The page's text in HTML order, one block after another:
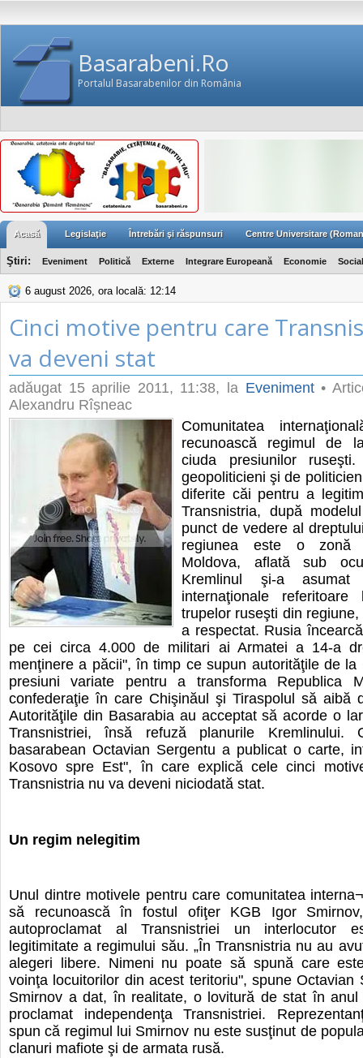
Basarabeni.Ro
Portalul Basarabenilor din România
Acasă Legislaţie Întrebări şi răspunsuri Centre Universitare
Ştiri: Eveniment Politică Externe Integrare Europeană Economie Social
6 august 2026, ora locală: 12:14
Cinci motive pentru care
va deveni stat
adăugat 15 aprilie 2011, 11:38, la Eveniment•
Alexandru Rîșneac
Comunitatea
recunoască regimul de
ciuda presiunilor
geopoliticieni şi de
diferite căi pentru a
Transnistria, după
punct de vedere al
regiunea este o zonă
Moldova, aflată sub
Kremlinul şi-a asumat
internaţionale referitoare
trupelor ruseşti din
a respectat. Rusia
pe cei circa 4.000 de militari ai Armatei a 14-a
menţinere a păcii", în timp ce supun autorităţile de la
presiuni variate pentru a transforma Republica
confederaţie în care Chişinăul şi Tiraspolul să aibă
Autorităţile din Basarabia au acceptat să acorde o
Transnistriei, însă refuză planurile Kremlinului.
basarabean Octavian Sergentu a publicat o carte,
Kosovo spre Est", în care explică cele cinci
Transnistria nu va deveni niciodată stat.
Un regim nelegitim
Unul dintre motivele pentru care comunitatea
să recunoască în fostul ofiţer KGB Igor
autoproclamat al Transnistriei un interlocutor
legitimitate a regimului său. „În Transnistria nu au
alegeri libere. Nimeni nu poate să spună care
voinţa locuitorilor din acest teritoriu", spune Octavian
Smirnov a dat, în realitate, o lovitură de stat în
proclamat independenţa Transnistriei.
spun că regimul lui Smirnov nu este susţinut de
clanuri mafiote şi de armata rusă.